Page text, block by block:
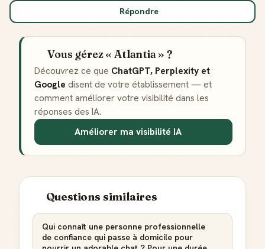
Répondre
Vous gérez « Atlantia » ?
Découvrez ce que ChatGPT, Perplexity et
Google disent de votre établissement — et
comment améliorer votre visibilité dans les
réponses des IA.
Améliorer ma visibilité IA
Questions similaires
Qui connaît une personne professionnelle
de confiance qui passe à domicile pour